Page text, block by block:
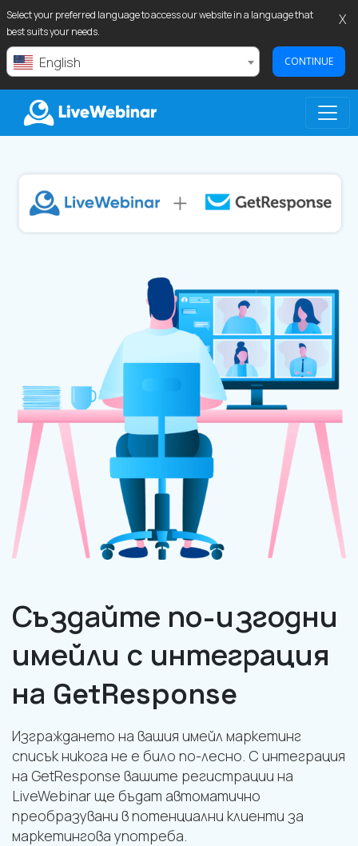
Select your preferred language to access our website in a language that
best suits your needs.
English CONTINUE
X
LIVEWEBINAR.COM
Създайте по-изгодни
имейли с интеграция
на GetResponse
Изграждането на вашия имейл маркетинг
списък никога не е било по-лесно. С интеграция
на GetResponse вашите регистрации на
LiveWebinar ще бъдат автоматично
преобразувани в потенциални клиенти за
маркетингова употреба.